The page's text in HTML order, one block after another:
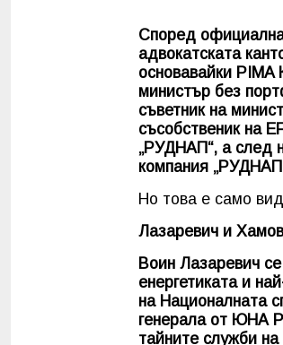
Според
адвокатската
основавайки PIMA
министър без
съветник на
съсобственик на
„РУДНАП“, а след
компания
Но това е само
Лазаревич и
Воин Лазаревич
енергетиката и
на Националната
генерала от ЮНА
тайните служби